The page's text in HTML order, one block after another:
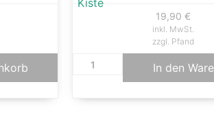
19,90 €
inkl. MwSt.
zzgl. Pfand
In den